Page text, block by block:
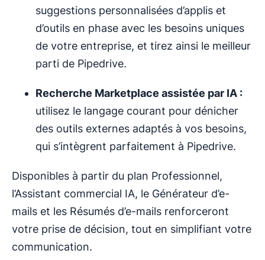
suggestions personnalisées d’applis et
d’outils en phase avec les besoins uniques
de votre entreprise, et tirez ainsi le meilleur
parti de Pipedrive.
Recherche Marketplace assistée par IA :
utilisez le langage courant pour dénicher
des outils externes adaptés à vos besoins,
qui s’intègrent parfaitement à Pipedrive.
Disponibles à partir du plan Professionnel,
l’Assistant commercial IA, le Générateur d’e-
mails et les Résumés d’e-mails renforceront
votre prise de décision, tout en simplifiant votre
communication.